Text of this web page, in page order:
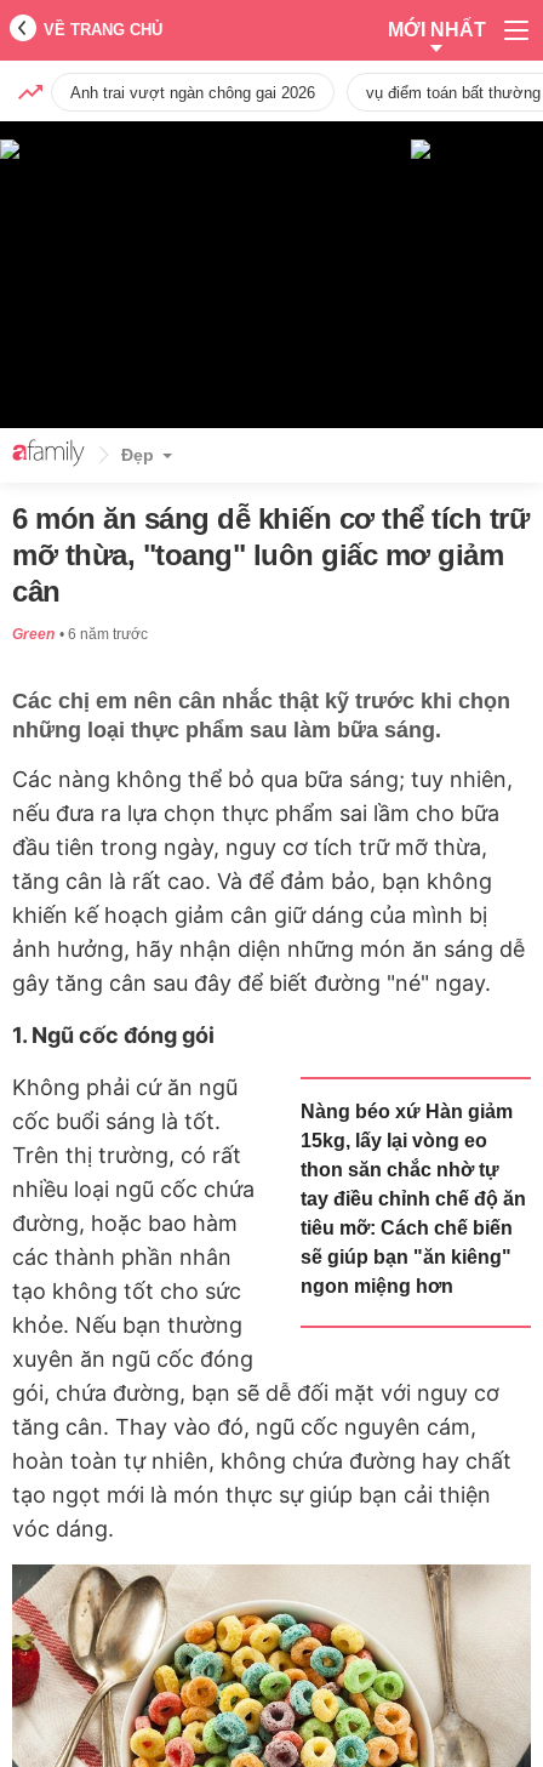
VỀ TRANG CHỦ MỚI NHẤT
Anh trai vượt ngàn chông gai 2026 vụ điểm toán bất
Đẹp
6 món ăn sáng dễ khiến cơ thể tích trữ
mỡ thừa, "toang" luôn giấc mơ giảm
cân
Green 6 năm trước
Các chị em nên cân nhắc thật kỹ trước khi chọn
những loại thực phẩm sau làm bữa sáng.
Các nàng không thể bỏ qua bữa sáng; tuy nhiên,
nếu đưa ra lựa chọn thực phẩm sai lầm cho bữa
đầu tiên trong ngày, nguy cơ tích trữ mỡ thừa,
tăng cân là rất cao. Và để đảm bảo, bạn không
khiến kế hoạch giảm cân giữ dáng của mình bị
ảnh hưởng, hãy nhận diện những món ăn sáng dễ
gây tăng cân sau đây để biết đường "né" ngay.
1. Ngũ cốc đóng gói
Nàng béo xứ Hàn giảm
15kg, lấy lại vòng eo
thon săn chắc nhờ tự
tay điều chỉnh chế độ ăn
tiêu mỡ: Cách chế biến
sẽ giúp bạn "ăn kiêng"
ngon miệng hơn
Không phải cứ ăn ngũ
cốc buổi sáng là tốt.
Trên thị trường, có rất
nhiều loại ngũ cốc chứa
đường, hoặc bao hàm
các thành phần nhân
tạo không tốt cho sức
khỏe. Nếu bạn thường
xuyên ăn ngũ cốc đóng
gói, chứa đường, bạn sẽ dễ đối mặt với nguy cơ
tăng cân. Thay vào đó, ngũ cốc nguyên cám,
hoàn toàn tự nhiên, không chứa đường hay chất
tạo ngọt mới là món thực sự giúp bạn cải thiện
vóc dáng.